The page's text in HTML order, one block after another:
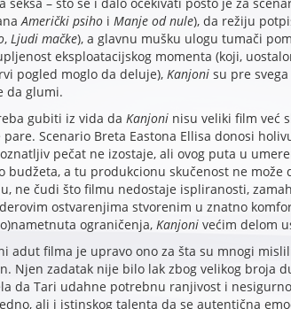
Američki psihoi Manje od nule), da režiju
, Ljudi mačke), a glavnu mušku ulogu tumači
eksploatacijskog momenta (koji,
pogled moglo da deluje), Kanjoni su pre
da glumi.
gubiti iz vida da Kanjoninisu veliki film već
pare. Scenario Breta Eastona Ellisa donosi
pečat ne izostaje, ali ovog puta u
budžeta, a tu produkcionu skučenost ne
ne čudi što filmu nedostaje ispliranosti,
ostvarenjima stvorenim u znatno
ograničenja, Kanjoni većim delom
adut filma je upravo ono za šta su mnogi
Njen zadatak nije bilo lak zbog velikog broja
da Tari udahne potrebnu ranjivost i
ali i istinskog talenta da se autentična